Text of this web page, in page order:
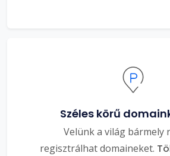
Széles körű
Velünk a világ bármely
regisztrálhat domaineket.